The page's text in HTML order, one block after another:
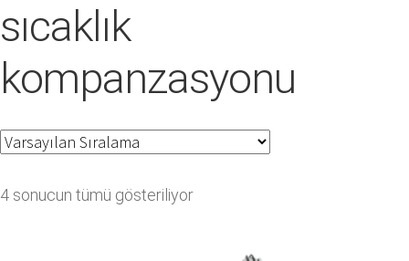
sıcaklık
kompanzasyonu
4 sonucun tümü gösteriliyor